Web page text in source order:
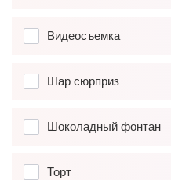
Видеосъемка
Шар сюрприз
Шоколадный фонтан
Торт